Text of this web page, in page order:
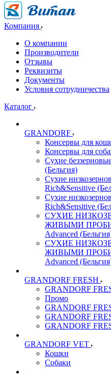
Компания
О компании
Производители
Отзывы
Реквизиты
Документы
Условия сотрудничества
Каталог
GRANDORF
Консервы для
Консервы для
Сухие
(Бельгия)
Сухие
Rich&Sensitive
Сухие
Rich&Sensitive
СУХИЕ
ЖИВЫМИ
Advanced
СУХИЕ
ЖИВЫМИ
Advanced
GRANDORF FRESH
GRANDORF
Промо
GRANDORF
GRANDORF
GRANDORF
GRANDORF VET
Кошки
Собаки